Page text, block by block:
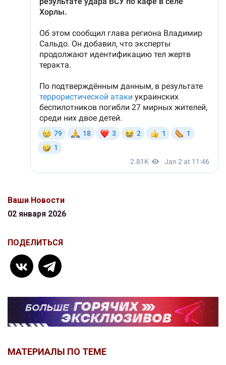
Ваши Новости
02 января 2026
ПОДЕЛИТЬСЯ
МАТЕРИАЛЫ ПО ТЕМЕ